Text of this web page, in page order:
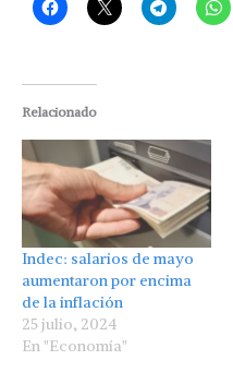
Relacionado
Indec: salarios de mayo
aumentaron por encima
de la inflación
25 julio, 2024
En "Economía"